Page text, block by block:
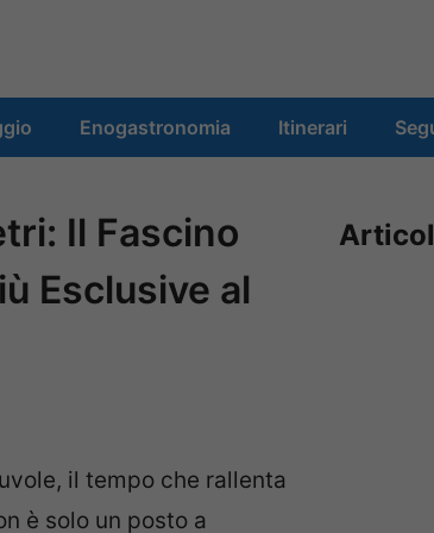
Enogastronomia Itinerari
Il Fascino
Esclusive al
il tempo che rallenta
è solo un posto a